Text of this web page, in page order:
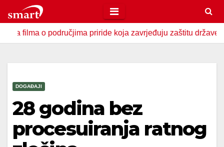
to
content
o područjima priride koja zavrjeđuju zaštitu države U
DOGAĐAJI
28 godina bez
procesuiranja ratnog